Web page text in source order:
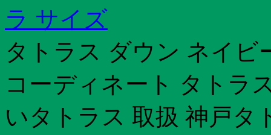
ラ サイズ
タトラス ダウン ネイ
コーディネート タトラ
いタトラス 取扱 神戸タ